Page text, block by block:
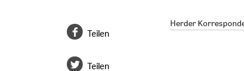
Herder
Teilen
Teilen